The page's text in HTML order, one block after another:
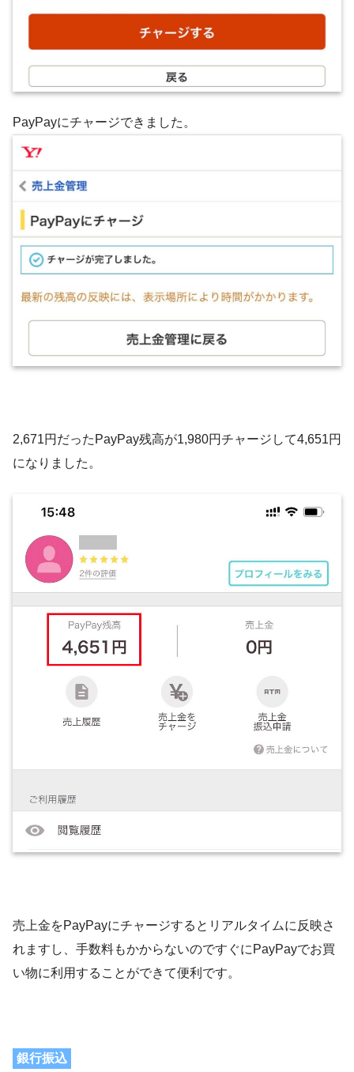
PayPayにチャージできました。
2,671円だったPayPay残高が1,980円チャージして4,651円
になりました。
売上金をPayPayにチャージするとリアルタイムに反映さ
れますし、手数料もかからないのですぐにPayPayでお買
い物に利用することができて便利です。
銀行振込